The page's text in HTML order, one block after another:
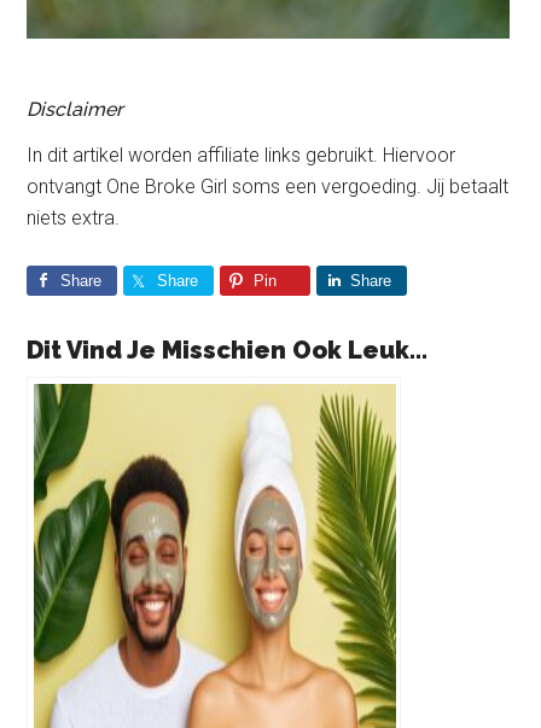
Disclaimer
In dit artikel worden affiliate links gebruikt. Hiervoor
ontvangt One Broke Girl soms een vergoeding. Jij betaalt
niets extra.
Share Share Pin Share
Dit Vind Je Misschien Ook Leuk...